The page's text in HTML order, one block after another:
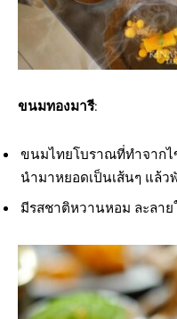
ขนมทองมารี:
ขนมไทยโบราณที่ทำจากไ
นำมาหยอดเป็นเส้นๆ แล้ว
มีรสชาติหวานหอม ละลา